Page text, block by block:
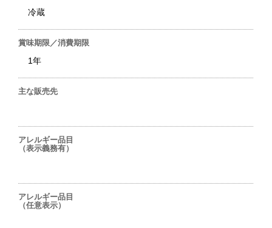
冷蔵
賞味期限／消費期限
1年
主な販売先
アレルギー品目
（表示義務有）
アレルギー品目
（任意表示）